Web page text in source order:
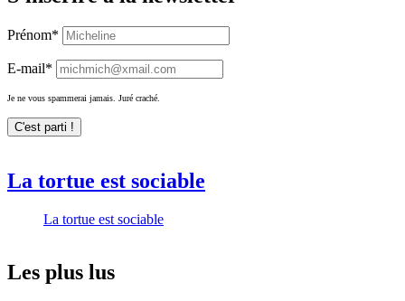
Prénom*
E-mail*
Je ne vous spammerai jamais. Juré craché.
La tortue est sociable
La tortue est sociable
Les plus lus